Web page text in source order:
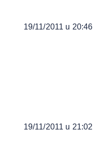
19/11/2011 u 20:46
19/11/2011 u 21:02